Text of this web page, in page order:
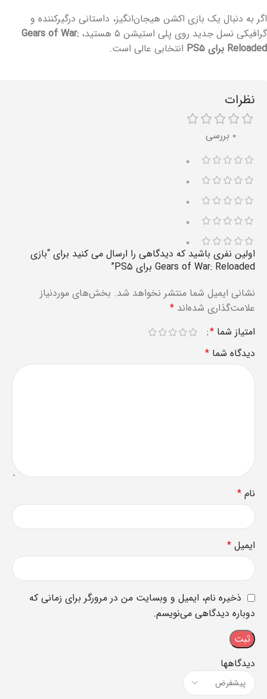
اگر به دنبال یک بازی اکشن هیجان‌انگیز، داستانی درگیرکننده و
گرافیکی نسل جدید روی پلی استیشن ۵ هستید،
Gears of War:
Reloaded برای PS۵
انتخابی عالی است.
نظرات
۰ بررسی
۰
۰
۰
۰
۰
دیدگاهها
اولین نفری باشید که دیدگاهی را ارسال می کنید برای “بازی
Gears of War: Reloaded برای PS۵”
نشانی ایمیل شما منتشر نخواهد شد. بخش‌های موردنیاز
علامت‌گذاری شده‌اند *
امتیاز شما *
دیدگاه شما *
نام *
ایمیل *
ذخیره نام، ایمیل و وبسایت من در مرورگر برای زمانی که
دوباره دیدگاهی می‌نویسم.